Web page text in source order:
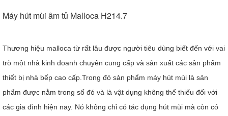
Máy hút mùi âm tủ Malloca H214.7
Thương hiệu malloca từ rất lâu được người tiêu dùng biết đến với vai
trò một nhà kinh doanh chuyên cung cấp và sản xuất các sản phẩm
thiết bị nhà bếp cao cấp.Trong đó sản phẩm máy hút mùi là sản
phẩm được nằm trong số đó và là vật dụng không thể thiếu đối với
các gia đình hiện nay. Nó không chỉ có tác dụng hút mùi mà còn có